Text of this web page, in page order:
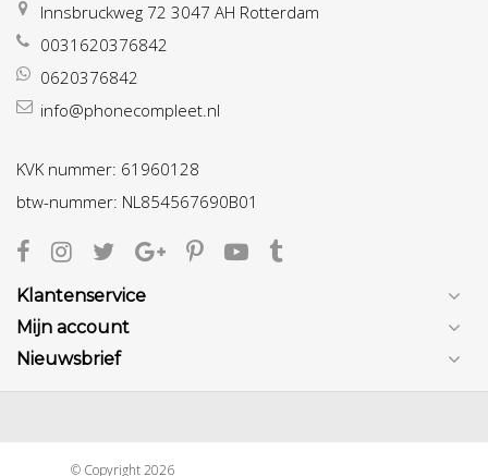
Innsbruckweg 72 3047 AH Rotterdam
0031620376842
0620376842
info@phonecompleet.nl
KVK nummer: 61960128
btw-nummer: NL854567690B01
Klantenservice
Mijn account
Nieuwsbrief
© Copyright 2026